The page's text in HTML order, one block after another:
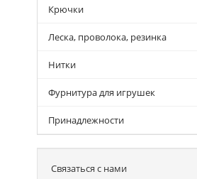
Крючки
Леска, проволока, резинка
Нитки
Фурнитура для игрушек
Принадлежности
Связаться с нами